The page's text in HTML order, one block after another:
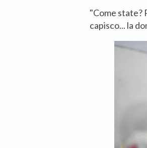
"Come state?
capisco... la